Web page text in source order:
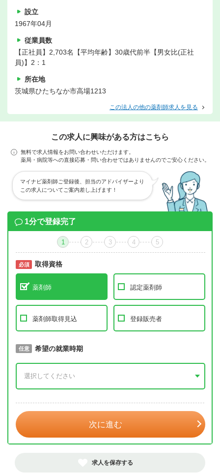
設立
1967年04月
従業員数
【正社員】2,703名【平均年齢】30歳代前半【男女比(正社
員)】2：1
所在地
茨城県ひたちなか市高場1213
この法人の他の薬剤師求人を見る
この求人に興味がある方はこちら
無料で求人情報をお問い合わせいただけます。
薬局・病院等への直接応募・問い合わせではありませんのでご安心ください。
マイナビ薬剤師ご登録後、担当のアドバイザーより
この求人についてご案内差し上げます！
1分で登録完了
1 2 3 4 5
必須 取得資格
薬剤師 認定薬剤師
薬剤師取得見込 登録販売者
必須 取得予定年
任意 希望の就業時期
次に進む
求人を保存する